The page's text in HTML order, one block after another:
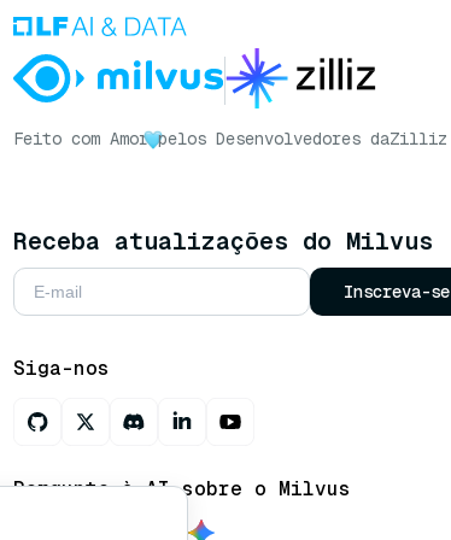
Feito com Amor pelos Desenvolvedores daZilliz
Receba atualizações do Milvus
Inscreva-se
Siga-nos
Pergunte à AI sobre o Milvus